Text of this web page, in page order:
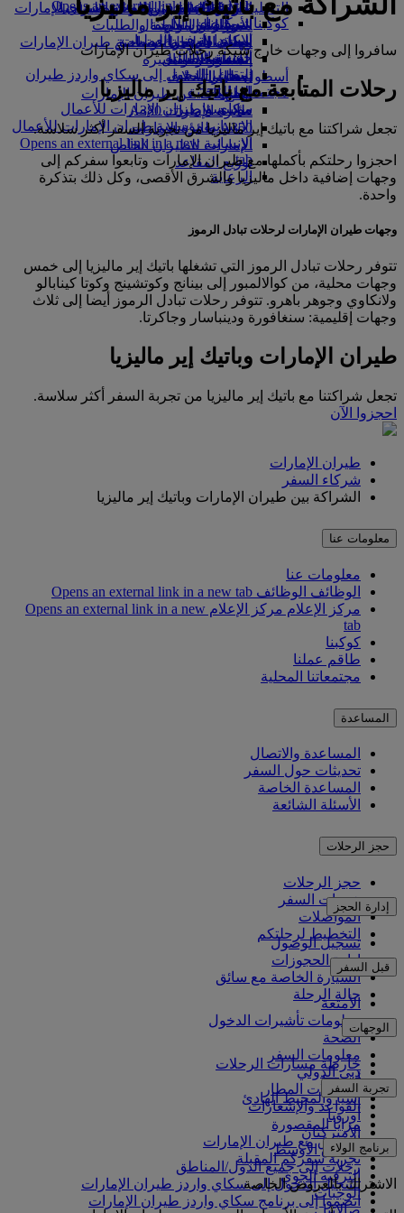
تناول الطعام في الدرجة السياحية
الممتازة
وجبات الدرجة السياحية
المشروبات
أسطول طائراتنا
بوينج 777
طائرة الإمارات A380
A350 طائرة الإمارات
الإمارات للطيران الخاص
توزيع المقاعد
السوق الحرة
متجرنا الرسمي
التسلية للأطفال
الترفيه عن الأطفال
ألعاب الأطفال
أنشطة للأطفال
in a new tab
كوكبنا
الاستدامة في العمليات
السياسة البيئية
التقارير البيئية
مجتمعاتنا المحلية
مؤسسة طيران الإمارات للأعمال
الإنسانيةمؤسسة طيران الإمارات للأعمال
الإنسانية Opens an external link in a new
tab
الرعاية
Opens an external link in a new tab
شركاؤنا
سكاي واردز رايل
حاسبة الأميال
تسجيل الدخول إلى سكاي واردز طيران
الإمارات
سكاي واردز+
السفر لأصحاب الهمم مع طيران الإمارات
المساعدة الخاصة والطلبات
تجربتكم على متن الطائرة
الأدوات والموارد
الهاتف المتحرك وتطبيق طيران الإمارات
إلغاء حجز أو تغييره
تعطل الرحلات
معلومات عن طيران الإمارات
سافروا إلى وجهات خارج شبكة رحلات طيران الإمارات
رحلات المتابعة مع باتيك إير ماليزيا
تجعل شراكتنا مع باتيك إير ماليزيا من تجربة السفر أكثر سلاسة.
احجزوا رحلتكم بأكملها مع طيران الإمارات وتابعوا سفركم إلى
وجهات إضافية داخل ماليزيا والشرق الأقصى، وكل ذلك بتذكرة
واحدة.
وجهات طيران الإمارات لرحلات تبادل الرموز
تتوفر رحلات تبادل الرموز التي تشغلها باتيك إير ماليزيا إلى خمس
وجهات محلية، من كوالالمبور إلى بينانج وكوتشينج وكوتا كينابالو
ولانكاوي وجوهر باهرو. تتوفر رحلات تبادل الرموز أيضا إلى ثلاث
وجهات إقليمية: سنغافورة ودينباسار وجاكرتا.
طيران الإمارات وباتيك إير ماليزيا
تجعل شراكتنا مع باتيك إير ماليزيا من تجربة السفر أكثر سلاسة.
احجزوا الآن
طيران الإمارات
شركاء السفر
الشراكة بين طيران الإمارات وباتيك إير ماليزيا
معلومات عنا
معلومات عنا
الوظائف الوظائف Opens an external link in a new tab
مركز الإعلام
مركز الإعلام Opens an external link in a new
tab
كوكبنا
طاقم عملنا
مجتمعاتنا المحلية
المساعدة
المساعدة والاتصال
تحديثات حول السفر
المساعدة الخاصة
الأسئلة الشائعة
حجز الرحلات
حجز الرحلات
خدمات السفر
المواصلات
التخطيط لرحلتكم
إدارة الحجز
تسجيل الوصول
إدارة الحجوزات
السيارة الخاصة مع سائق
حالة الرحلة
قبل السفر
الأمتعة
معلومات تأشيرات الدخول
الصحة
معلومات السفر
دبي الدولي
مواصلات المطار
القواعد والإشعارات
الوجهات
خارطة مسارات الرحلات
أفريقيا
آسيا والمحيط الهادئ
أوروبا
الأميركتان
الشرق الأوسط
رحلات إلى جميع الدول/المناطق
تجربة السفر
مزايا المقصورة
التسوق مع طيران الإمارات
تجربة سفركم المقبلة
الترفيه الجوي
الوجبات
صالاتنا
برنامج الولاء
تسجيل الدخول إلى سكاي واردز طيران الإمارات
انضموا إلى برنامج سكاي واردز طيران الإمارات
الاشتراك بالعروض الخاصة